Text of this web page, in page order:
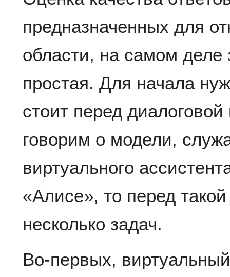
предназначенных для
области, на самом деле
простая. Для начала
стоит перед
говорим о модели,
виртуального
«Алисе», то перед
несколько задач.
Во-первых,